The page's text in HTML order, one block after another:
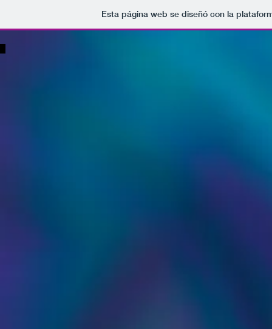
Esta página web se diseñó con la